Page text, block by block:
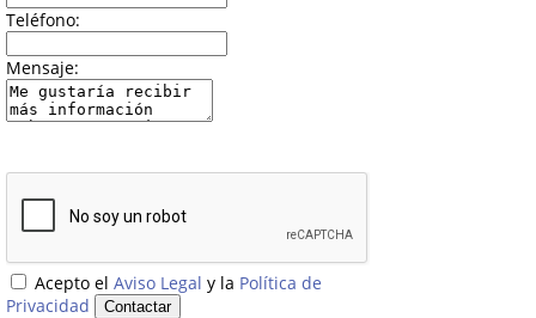
Teléfono:
Mensaje:
Acepto el Aviso Legal y la Política de
Privacidad